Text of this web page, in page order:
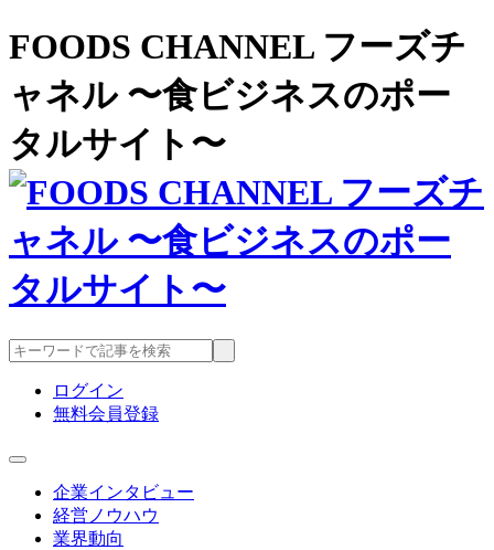
FOODS CHANNEL フーズチ
ャネル 〜食ビジネスのポー
タルサイト〜
ログイン
無料会員登録
企業インタビュー
経営ノウハウ
業界動向